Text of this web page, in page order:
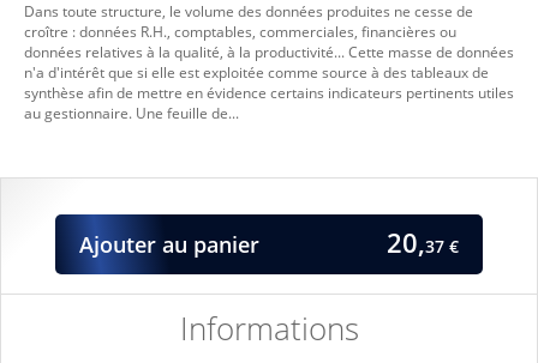
Informations
Ajouter au panier 20,37 €
Dans toute structure, le volume des données produites ne cesse de
croître : données R.H., comptables, commerciales, financières ou
données relatives à la qualité, à la productivité... Cette masse de données
n'a d'intérêt que si elle est exploitée comme source à des tableaux de
synthèse afin de mettre en évidence certains indicateurs pertinents utiles
au gestionnaire. Une feuille de...